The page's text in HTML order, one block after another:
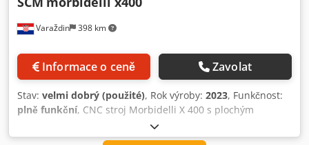
Varaždin 398 km
Informace o ceně Zavolat
Stav: velmi dobrý (použité), Rok výroby: 2023, Funkčnost:
plně funkční, CNC stroj Morbidelli X 400 s plochým
(nesting) stolem Dedpfxoxqzm Ds Akpsck